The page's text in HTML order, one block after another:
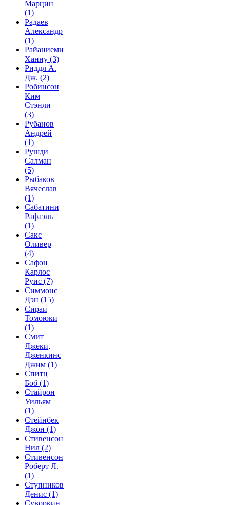
Марцин
(1)
Радаев
Александр
(1)
Райаниеми
Ханну (3)
Риддл А.
Дж. (2)
Робинсон
Ким
Стэнли
(3)
Рубанов
Андрей
(1)
Рушди
Салман
(5)
Рыбаков
Вячеслав
(1)
Сабатини
Рафаэль
(1)
Сакс
Оливер
(4)
Сафон
Карлос
Руис (7)
Симмонс
Дэн (15)
Сираи
Томоюки
(1)
Смит
Джеки,
Дженкинс
Джим (1)
Спитц
Боб (1)
Стайрон
Уильям
(1)
Стейнбек
Джон (1)
Стивенсон
Нил (2)
Стивенсон
Роберт Л.
(1)
Ступников
Денис (1)